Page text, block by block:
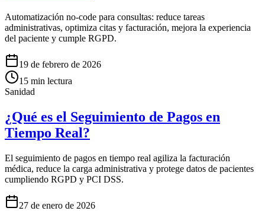
Automatización no-code para consultas: reduce tareas
administrativas, optimiza citas y facturación, mejora la experiencia
del paciente y cumple RGPD.
19 de febrero de 2026
15 min lectura
Sanidad
¿Qué es el Seguimiento de Pagos en
Tiempo Real?
El seguimiento de pagos en tiempo real agiliza la facturación
médica, reduce la carga administrativa y protege datos de pacientes
cumpliendo RGPD y PCI DSS.
27 de enero de 2026